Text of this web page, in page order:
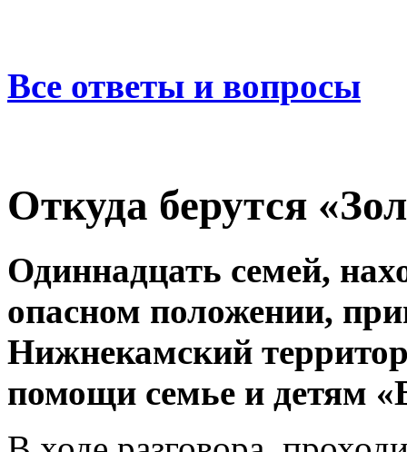
Все ответы и вопросы
Откуда берутся
Одиннадцать семей,
опасном положении,
Нижнекамский
помощи семье и детям